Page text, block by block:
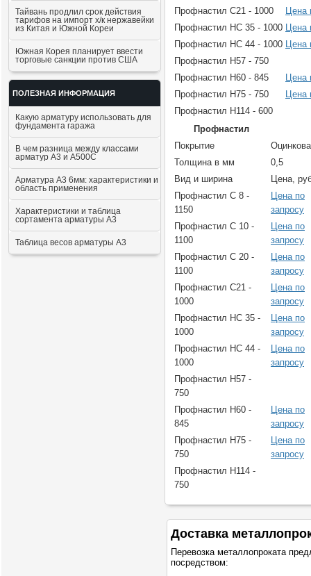
Тайвань продлил срок действия
тарифов на импорт х/к нержавейки
из Китая и Южной Кореи
Южная Корея планирует ввести
торговые санкции против США
ПОЛЕЗНАЯ ИНФОРМАЦИЯ
Какую арматуру использовать для
фундамента гаража
В чем разница между классами
арматур А3 и А500С
Арматура А3 6мм: характеристики и
область применения
Характеристики и таблица
сортамента арматуры А3
Таблица весов арматуры А3
Профнастил С21 - 1000
Цена
Профнастил НС 35 - 1000 Цена
Профнастил НС 44 - 1000 Цена
Профнастил Н57 - 750
Профнастил Н60 - 845
Цена
Профнастил Н75 - 750
Цена
Профнастил Н114 - 600
Профнастил
Покрытие
Толщина в мм
0,5
Вид и ширина
Цена,
Профнастил С 8 -
1150
Цена по
запросу
Профнастил С 10 -
1100
Цена по
запросу
Профнастил С 20 -
1100
Цена по
запросу
Профнастил С21 -
1000
Цена по
запросу
Профнастил НС 35 -
1000
Цена по
запросу
Профнастил НС 44 -
1000
Цена по
запросу
Профнастил Н57 -
750
Профнастил Н60 -
845
Цена по
запросу
Профнастил Н75 -
750
Цена по
запросу
Профнастил Н114 -
750
Доставка
Перевозка металлопроката
посредством: